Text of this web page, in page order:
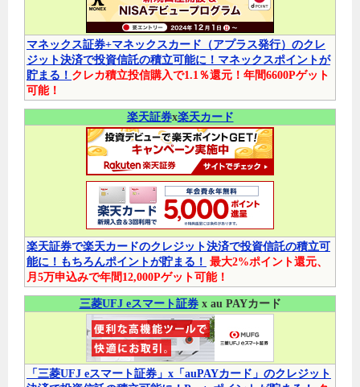
マネックス証券+マネックスカード（アプラス発行）のクレ
ジット決済で投資信託の積立可能に！マネックスポイントが
貯まる！ クレカ積立投信購入で1.1％還元！年間6600Pゲット
可能！
楽天証券x楽天カード
楽天証券で楽天カードのクレジット決済で投資信託の積立可
能に！もちろんポイントが貯まる！ 最大2%ポイント還元、
月5万申込みで年間12,000Pゲット可能！
三菱UFJ eスマート証券x au PAYカード
「三菱UFJ eスマート証券」x「auPAYカード」のクレジット